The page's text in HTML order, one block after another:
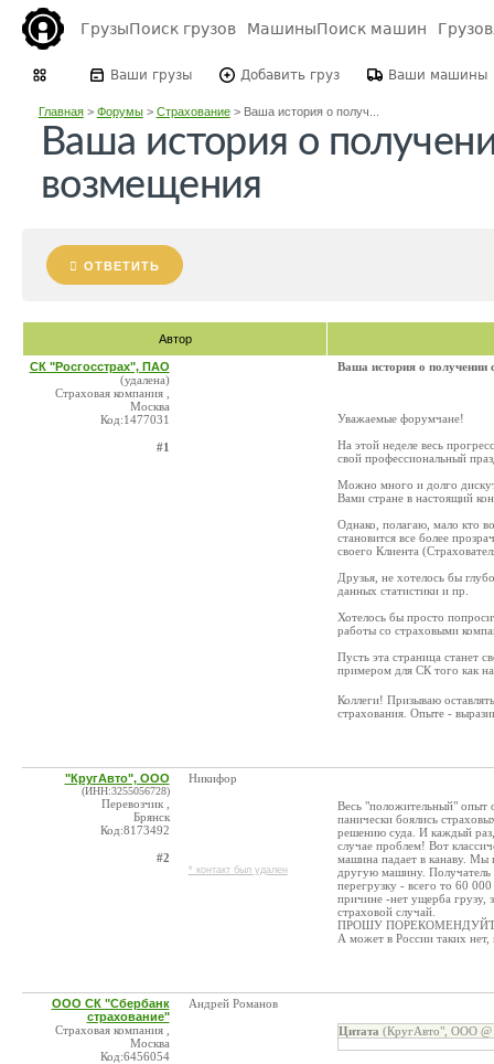
ГрузыПоиск грузов МашиныПоиск машин
Ваши грузы Добавить груз Ваши машины
Главная> Форумы> Страхование> Ваша история о получ...
Ваша история о
возмещения
ОТВЕТИТЬ
Автор
СК "Росгосстрах", ПАО
(удалена)
Страховая компания ,
Москва
Код:1477031
#1
Ваша история о получении
Уважаемые форумчане!
На этой неделе весь
свой профессиональный
Можно много и долго
Вами стране в настоящий
Однако, полагаю, мало кто
становится все более
своего Клиента
Друзья, не хотелось бы
данных статистики и пр.
Хотелось бы просто
работы со страховыми
Пусть эта страница станет
примером для СК того как
Коллеги! Призываю
страхования. Опыте -
"КругАвто", ООО
(ИНН:3255056728)
Перевозчик ,
Брянск
Код:8173492
#2
Никифор
* контакт был удален
Весь "положительный" опыт
панически боялись
решению суда. И каждый
случае проблем! Вот
машина падает в канаву. Мы
другую машину. Получатель
перегрузку - всего то 60
причине -нет ущерба грузу,
страховой случай.
ПРОШУ
А может в России таких нет,
ООО СК "Сбербанк
страхование"
Страховая компания ,
Москва
Код:6456054
Андрей Романов
Цитата (КругАвто", ООО @